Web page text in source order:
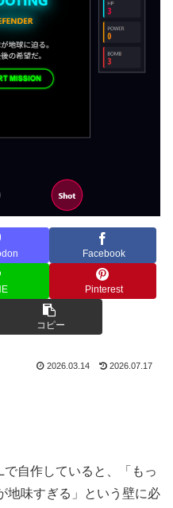
Facebook
Pinterest
コピー
2026.03.14 2026.07.17
自作していると、「もっ
地味すぎる」という壁に必